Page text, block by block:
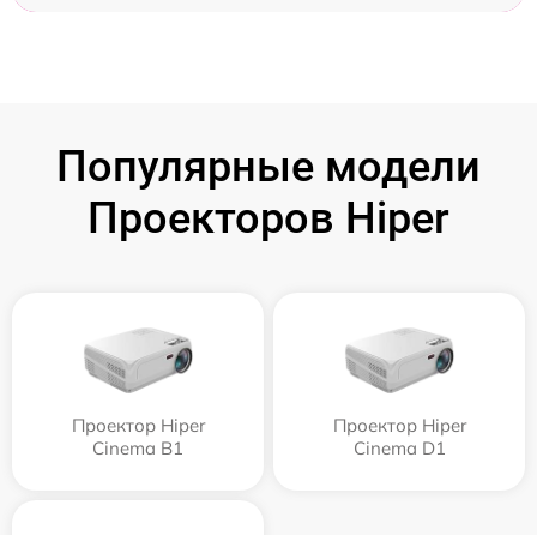
Популярные модели
Проекторов Hiper
Проектор Hiper
Cinema B1
Проектор Hiper
Cinema D1